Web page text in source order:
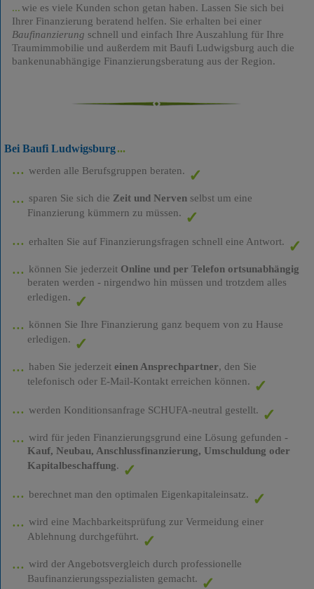
wie es viele Kunden schon getan haben. Lassen Sie sich bei
Ihrer Finanzierung beratend helfen. Sie erhalten bei einer
Baufinanzierung schnell und einfach Ihre Auszahlung für Ihre
Traumimmobilie und außerdem mit Baufi Ludwigsburg auch die
bankenunabhängige Finanzierungsberatung aus der Region.
Bei Baufi Ludwigsburg
werden alle Berufsgruppen beraten.
sparen Sie sich die Zeit und Nervenselbst um eine
Finanzierung kümmern zu müssen.
erhalten Sie auf Finanzierungsfragen schnell eine Antwort.
können Sie jederzeit Online und per Telefon ortsunabhängig
beraten werden - nirgendwo hin müssen und trotzdem alles
erledigen.
können Sie Ihre Finanzierung ganz bequem von zu Hause
erledigen.
haben Sie jederzeit einen Ansprechpartner, den Sie
telefonisch oder E-Mail-Kontakt erreichen können.
werden Konditionsanfrage SCHUFA-neutral gestellt.
wird für jeden Finanzierungsgrund eine Lösung gefunden -
Kauf, Neubau, Anschlussfinanzierung, Umschuldung oder
Kapitalbeschaffung.
berechnet man den optimalen Eigenkapitaleinsatz.
wird eine Machbarkeitsprüfung zur Vermeidung einer
Ablehnung durchgeführt.
wird der Angebotsvergleich durch professionelle
Baufinanzierungsspezialisten gemacht.